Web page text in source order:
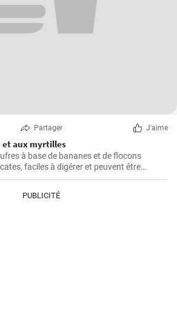
Partager J'aime
et aux myrtilles
à base de bananes et de flocons
faciles à digérer et peuvent être
des myrtilles fraîches et du sirop de
PUBLICITÉ